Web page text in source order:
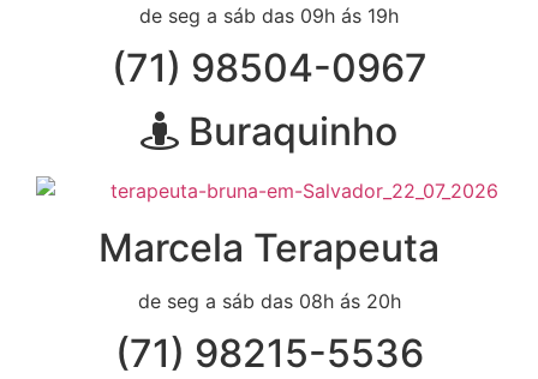
de seg a sáb das 09h ás 19h
(71) 98504-0967
Buraquinho
Marcela Terapeuta
de seg a sáb das 08h ás 20h
(71) 98215-5536